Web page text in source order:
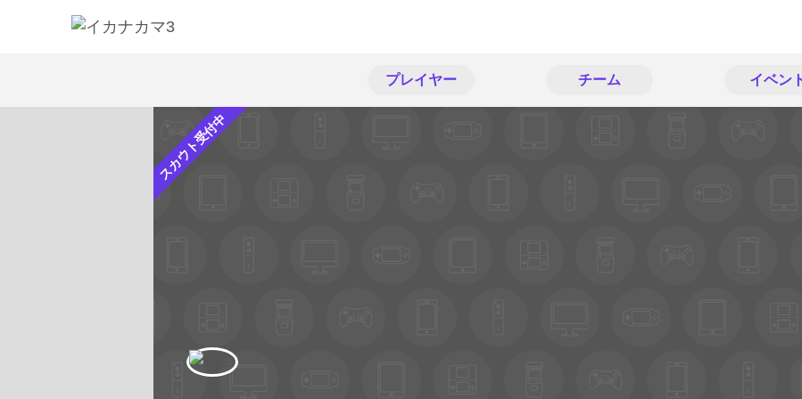
プレイヤー チーム イベン
スカウト受付中